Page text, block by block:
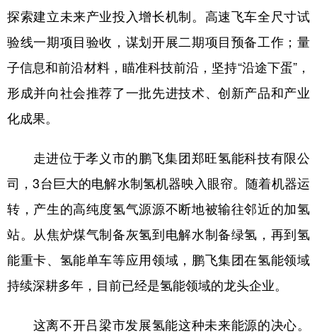
探索建立未来产业投入增长机制。高速飞车全尺寸试
验线一期项目验收，谋划开展二期项目预备工作；量
子信息和前沿材料，瞄准科技前沿，坚持“沿途下蛋”，
形成并向社会推荐了一批先进技术、创新产品和产业
化成果。
走进位于孝义市的鹏飞集团郑旺氢能科技有限公
司，3台巨大的电解水制氢机器映入眼帘。随着机器运
转，产生的高纯度氢气源源不断地被输往邻近的加氢
站。从焦炉煤气制备灰氢到电解水制备绿氢，再到氢
能重卡、氢能单车等应用领域，鹏飞集团在氢能领域
持续深耕多年，目前已经是氢能领域的龙头企业。
这离不开吕梁市发展氢能这种未来能源的决心。